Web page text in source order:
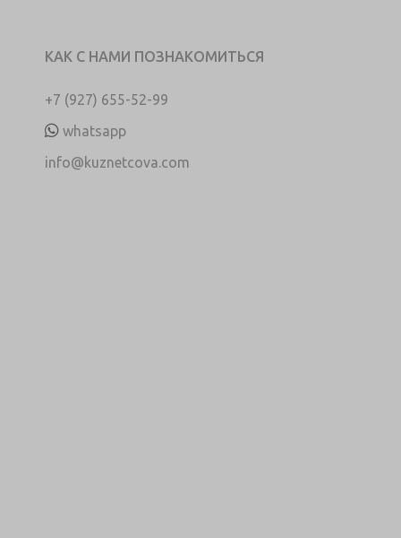
КАК С НАМИ ПОЗНАКОМИТЬСЯ
+7 (927) 655-52-99
whatsapp
info@kuznetcova.com